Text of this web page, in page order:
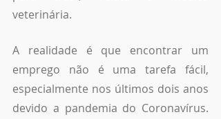
veterinária.
A realidade é que encontrar um
emprego não é uma tarefa fácil,
especialmente nos últimos dois anos
devido a pandemia do Coronavírus.